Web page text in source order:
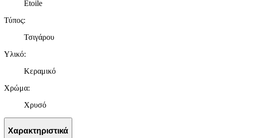
Etoile
Τύπος:
Τσιγάρου
Υλικό:
Κεραμικό
Χρώμα:
Χρυσό
Χαρακτηριστικά